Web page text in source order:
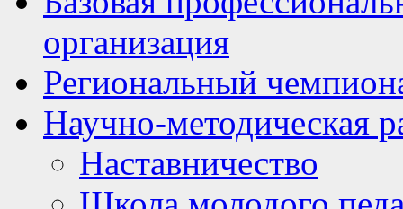
организация
Региональный
Научно-методическая
Наставничество